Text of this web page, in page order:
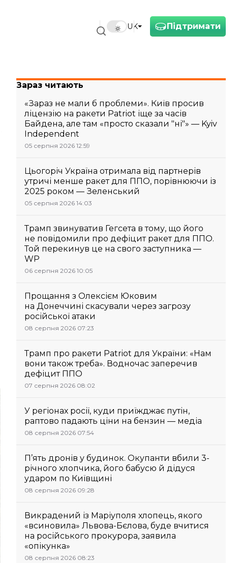
Підтримати
UK
Зараз читають
«Зараз не мали б проблеми». Київ просив
ліцензію на ракети Patriot іще за часів
Байдена, але там «просто сказали "ні"» — Kyiv
Independent
05 серпня 2026 12:59
Цьогоріч Україна отримала від партнерів
утричі менше ракет для ППО, порівнюючи із
2025 роком — Зеленський
05 серпня 2026 14:03
Трамп звинуватив Гегсета в тому, що його
не повідомили про дефіцит ракет для ППО.
Той перекинув це на свого заступника —
WP
06 серпня 2026 10:05
Прощання з Олексієм Юковим
на Донеччині скасували через загрозу
російської атаки
08 серпня 2026 07:23
Трамп про ракети Patriot для України: «Нам
вони також треба». Водночас заперечив
дефіцит ППО
07 серпня 2026 08:02
У регіонах росії, куди приїжджає путін,
раптово падають ціни на бензин — медіа
08 серпня 2026 07:54
П’ять дронів у будинок. Окупанти вбили 3-
річного хлопчика, його бабусю й дідуся
ударом по Київщині
08 серпня 2026 09:28
Викрадений із Маріуполя хлопець, якого
«всиновила» Львова-Бєлова, буде вчитися
на російського прокурора, заявила
«опікунка»
08 серпня 2026 08:23